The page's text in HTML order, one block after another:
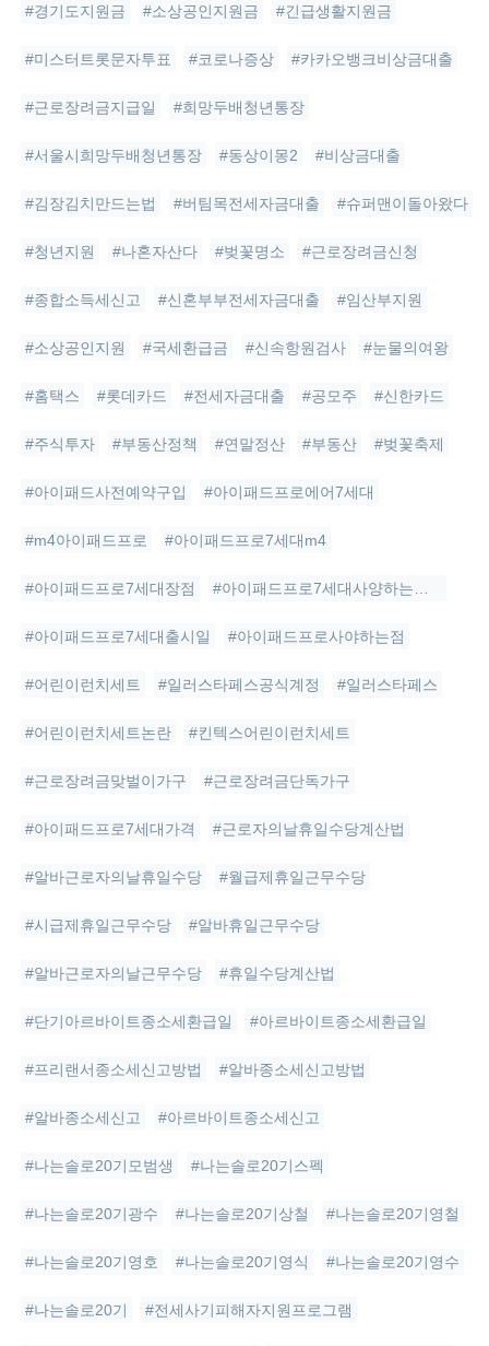
#경기도지원금 #소상공인지원금 #긴급생활지원금
#미스터트롯문자투표 #코로나증상 #카카오뱅크비상금대출
#근로장려금지급일 #희망두배청년통장
#서울시희망두배청년통장 #동상이몽2 #비상금대출
#김장김치만드는법 #버팀목전세자금대출 #슈퍼맨이돌아왔다
#청년지원 #나혼자산다 #벚꽃명소 #근로장려금신청
#종합소득세신고 #신혼부부전세자금대출 #임산부지원
#소상공인지원 #국세환급금 #신속항원검사 #눈물의여왕
#홈택스 #롯데카드 #전세자금대출 #공모주 #신한카드
#주식투자 #부동산정책 #연말정산 #부동산 #벚꽃축제
#아이패드사전예약구입 #아이패드프로에어7세대
#m4아이패드프로 #아이패드프로7세대m4
#아이패드프로7세대장점
#아이패드프로7세대출시일 #아이패드프로사야하는점
#어린이런치세트 #일러스타페스공식계정 #일러스타페스
#어린이런치세트논란 #킨텍스어린이런치세트
#근로장려금맞벌이가구 #근로장려금단독가구
#아이패드프로7세대가격 #근로자의날휴일수당계산법
#알바근로자의날휴일수당 #월급제휴일근무수당
#시급제휴일근무수당 #알바휴일근무수당
#알바근로자의날근무수당 #휴일수당계산법
#단기아르바이트종소세환급일 #아르바이트종소세환급일
#프리랜서종소세신고방법 #알바종소세신고방법
#알바종소세신고 #아르바이트종소세신고
#나는솔로20기모범생 #나는솔로20기스펙
#나는솔로20기광수 #나는솔로20기상철 #나는솔로20기영철
#나는솔로20기영호 #나는솔로20기영식 #나는솔로20기영수
#나는솔로20기 #전세사기피해자지원프로그램